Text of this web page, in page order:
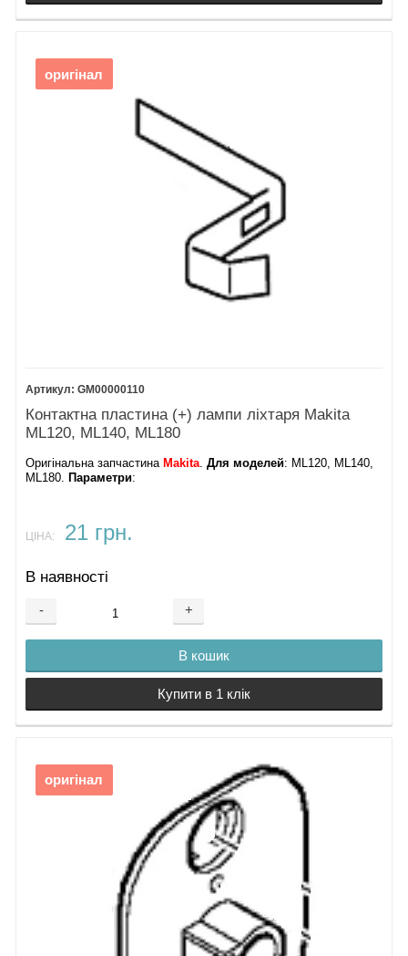
оригінал
GM00000110
Контактна пластина (+) лампи ліхтаря Makita
ML120, ML140, ML180
Оригінальна запчастина Makita.Для моделей: ML120, ML140,
ML180. Параметри:
ЦІНА: 21 грн.
В наявності
- +
В кошик
Купити в 1 клік
оригінал